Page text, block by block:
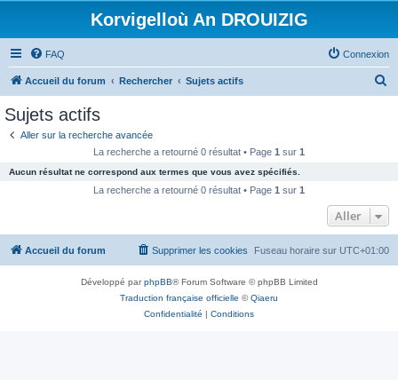
Korvigelloù An DROUIZIG
FAQ Connexion
Accueil du forum Rechercher Sujets actifs
c
e
Sujets actifs
Aller sur la recherche avancée
La recherche a retourné 0 résultat • Page 1 sur 1
Aucun résultat ne correspond aux termes que vous avez spécifiés.
La recherche a retourné 0 résultat • Page 1 sur 1
Aller
Accueil du forum Fuseau horaire sur UTC+01:00
Supprimer les cookies
Développé parphpBB® Forum Software © phpBB Limited
Traduction française officielle ©Qiaeru
Confidentialité | Conditions